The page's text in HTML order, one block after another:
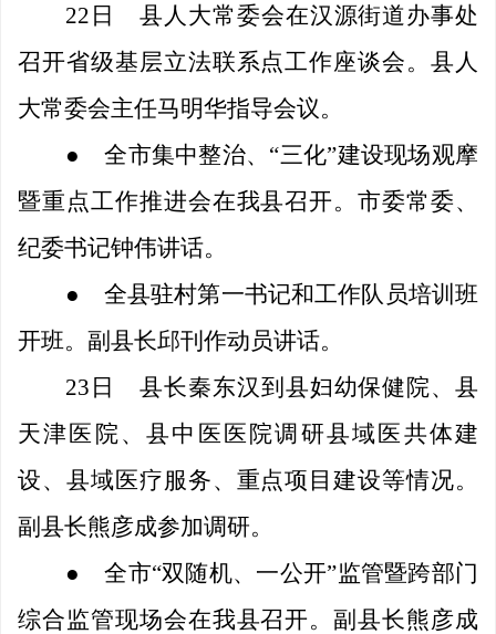
22日
县人大常委会在汉源街道办事处
召开省级基层立法联系点工作座谈会。县人
大常委会主任马明华指导会议。
●
全市集中整治、 “三化”建设现场观摩
暨重点工作推进会在我县召开。市委常委、
纪委书记钟伟讲话。
●
全县驻村第一书记和工作队员培训班
开班。副县长邱刊作动员讲话。
23日
县长秦东汉到县妇幼保健院、县
天津医院、县中医医院调研县域医共体建
设、县域医疗服务、重点项目建设等情况。
副县长熊彦成参加调研。
●
全市“双随机、一公开”监管暨跨部门
综合监管现场会在我县召开。副县长熊彦成